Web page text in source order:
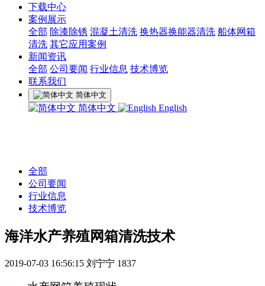
下载中心
案例展示
全部 除漆除锈 混凝土清洗 换热器换能器清洗 船体网箱
清洗 其它应用案例
新闻资讯
全部 公司要闻 行业信息 技术博览
联系我们
简体中文
简体中文 English
全部
公司要闻
行业信息
技术博览
海洋水产养殖网箱清洗技术
2019-07-03 16:56:15 刘宁宁 1837